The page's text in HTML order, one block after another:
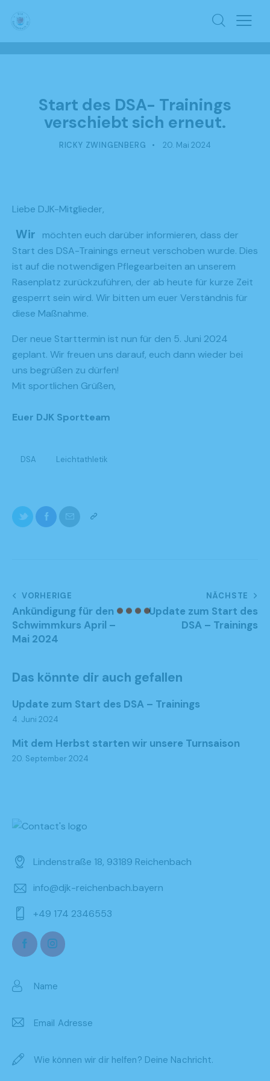
Start des DSA- Trainings
verschiebt sich erneut.
RICKY ZWINGENBERG 20. Mai 2024
Liebe DJK-Mitglieder,
Wir
möchten euch darüber informieren, dass der
Start des DSA-Trainings erneut verschoben wurde. Dies
ist auf die notwendigen Pflegearbeiten an unserem
Rasenplatz zurückzuführen, der ab heute für kurze Zeit
gesperrt sein wird. Wir bitten um euer Verständnis für
diese Maßnahme.
Der neue Starttermin ist nun für den 5. Juni 2024
geplant. Wir freuen uns darauf, euch dann wieder bei
uns begrüßen zu dürfen!
Mit sportlichen Grüßen,
Euer DJK Sportteam
DSA Leichtathletik
VORHERIGE
Ankündigung für den
Schwimmkurs April –
Mai 2024
NÄCHSTE
Update zum Start des
DSA – Trainings
Das könnte dir auch gefallen
Update zum Start des DSA – Trainings
4. Juni 2024
Mit dem Herbst starten wir unsere Turnsaison
20. September 2024
Lindenstraße 18, 93189 Reichenbach
info@djk-reichenbach.bayern
+49 174 2346553